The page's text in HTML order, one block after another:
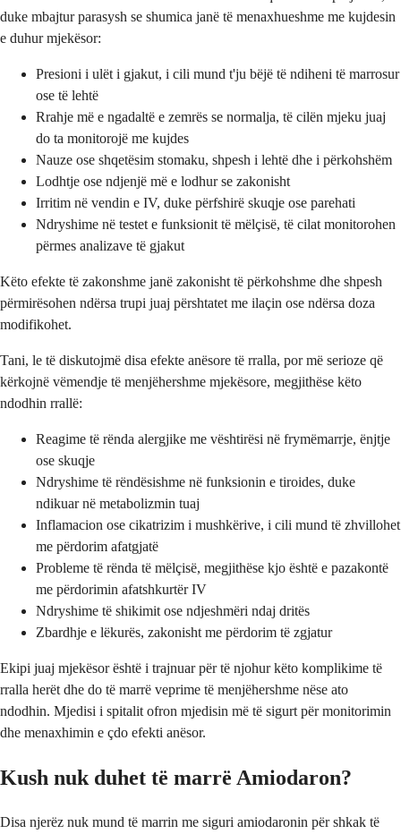
duke mbajtur parasysh se shumica janë të menaxhueshme me kujdesin
e duhur mjekësor:
Presioni i ulët i gjakut, i cili mund t'ju bëjë të ndiheni të marrosur
ose të lehtë
Rrahje më e ngadaltë e zemrës se normalja, të cilën mjeku juaj
do ta monitorojë me kujdes
Nauze ose shqetësim stomaku, shpesh i lehtë dhe i përkohshëm
Lodhtje ose ndjenjë më e lodhur se zakonisht
Irritim në vendin e IV, duke përfshirë skuqje ose parehati
Ndryshime në testet e funksionit të mëlçisë, të cilat monitorohen
përmes analizave të gjakut
Këto efekte të zakonshme janë zakonisht të përkohshme dhe shpesh
përmirësohen ndërsa trupi juaj përshtatet me ilaçin ose ndërsa doza
modifikohet.
Tani, le të diskutojmë disa efekte anësore të rralla, por më serioze që
kërkojnë vëmendje të menjëhershme mjekësore, megjithëse këto
ndodhin rrallë:
Reagime të rënda alergjike me vështirësi në frymëmarrje, ënjtje
ose skuqje
Ndryshime të rëndësishme në funksionin e tiroides, duke
ndikuar në metabolizmin tuaj
Inflamacion ose cikatrizim i mushkërive, i cili mund të zhvillohet
me përdorim afatgjatë
Probleme të rënda të mëlçisë, megjithëse kjo është e pazakontë
me përdorimin afatshkurtër IV
Ndryshime të shikimit ose ndjeshmëri ndaj dritës
Zbardhje e lëkurës, zakonisht me përdorim të zgjatur
Ekipi juaj mjekësor është i trajnuar për të njohur këto komplikime të
rralla herët dhe do të marrë veprime të menjëhershme nëse ato
ndodhin. Mjedisi i spitalit ofron mjedisin më të sigurt për monitorimin
dhe menaxhimin e çdo efekti anësor.
Kush nuk duhet të marrë Amiodaron?
Disa njerëz nuk mund të marrin me siguri amiodaronin për shkak të